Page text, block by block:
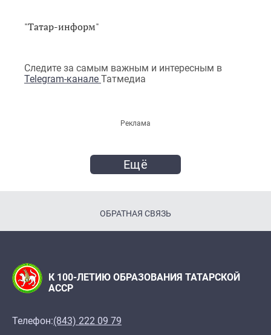
"Татар-информ"
Следите за самым важным и интересным в
Telegram-канале Татмедиа
Реклама
Ещё
ОБРАТНАЯ СВЯЗЬ
К 100-ЛЕТИЮ ОБРАЗОВАНИЯ ТАТАРСКОЙ
АССР
Телефон:(843) 222 09 79